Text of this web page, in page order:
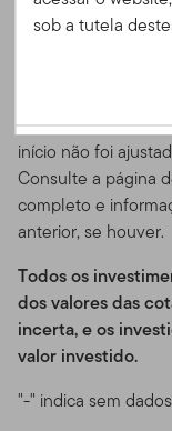
8:30 às 17:00
800-239-3894
888-485-5448
727-299-5042
E-mail
um fundo anterior
foram transferidos
desempenho
ilustrativos, uma
início não foi
Consulte a página
completo e
anterior, se houver.
Todos os
dos valores das
incerta, e os
valor investido.
"-" indica sem
sob a tutela
concordar com
permissão para
Uso e
Esse Contrato
atesta os termos
serviços,
disponíveis
como "Site" ou
termos de uso